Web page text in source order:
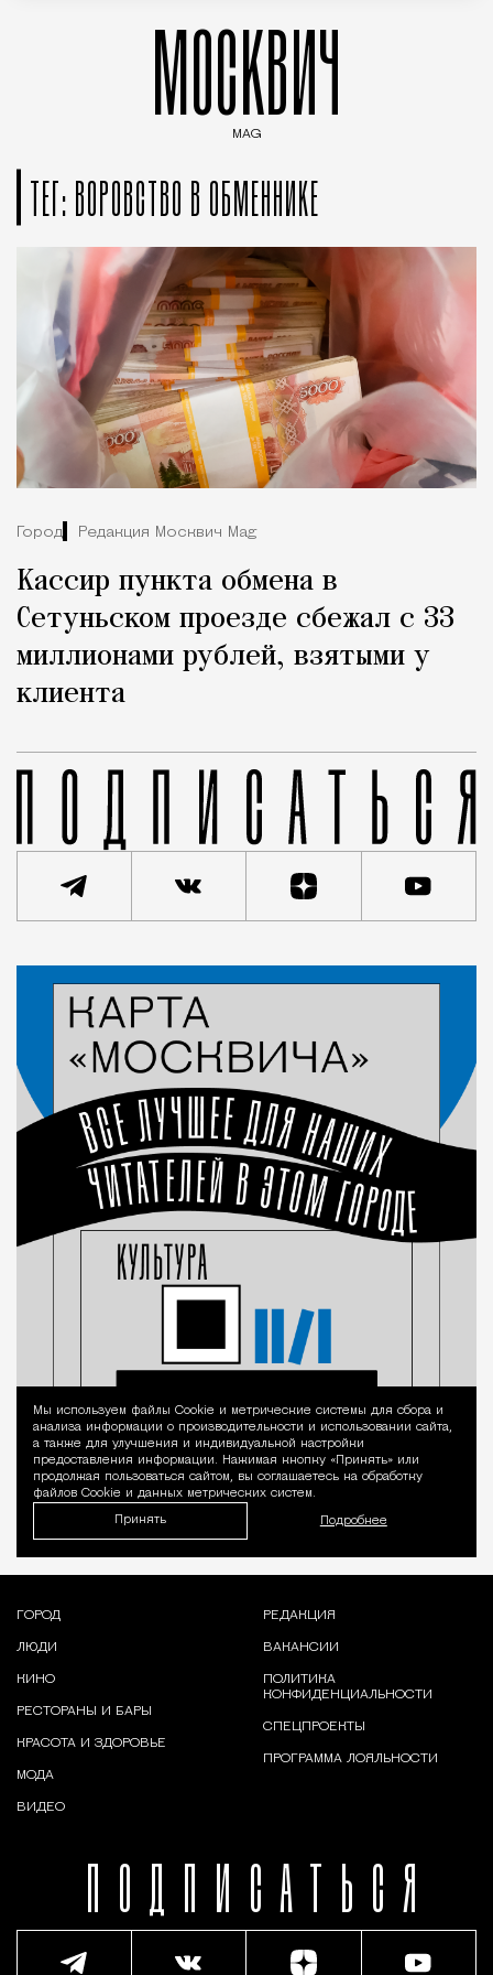
МОСКВИЧ
MAG
ТЕГ: ВОРОВСТВО В ОБМЕННИКЕ
Город Редакция Москвич Mag
Кассир пункта обмена в
Сетуньском проезде сбежал с 33
миллионами рублей, взятыми у
клиента
Уведомление
Мы используем файлы Сookie и метрические системы для сбора и
анализа информации о производительности и использовании сайта,
а также для улучшения и индивидуальной настройки
предоставления информации. Нажимая кнопку «Принять» или
продолжая пользоваться сайтом, вы соглашаетесь на обработку
файлов Cookie и данных метрических систем.
Принять Подробнее
ПОДПИСАТЬСЯ
ГОРОД
ЛЮДИ
КИНО
РЕСТОРАНЫ И БАРЫ
КРАСОТА И ЗДОРОВЬЕ
МОДА
ВИДЕО
РЕДАКЦИЯ
ВАКАНСИИ
ПОЛИТИКА
КОНФИДЕНЦИАЛЬНОСТИ
СПЕЦПРОЕКТЫ
ПРОГРАММА ЛОЯЛЬНОСТИ